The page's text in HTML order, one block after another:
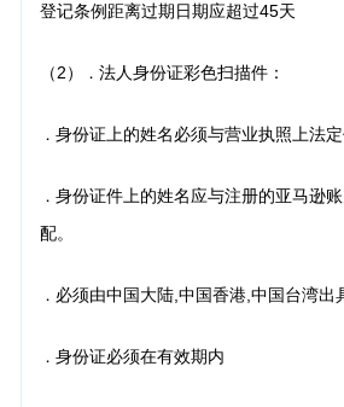
登记条例距离过期日期应超过45天
（2） ． 法人身份证彩色扫描件：
． 身份证上的姓名必须与营业执照上法
． 身份证件上的姓名应与注册的亚马逊
配。
． 必须由中国大陆,中国香港,中国台湾出
． 身份证必须在有效期内